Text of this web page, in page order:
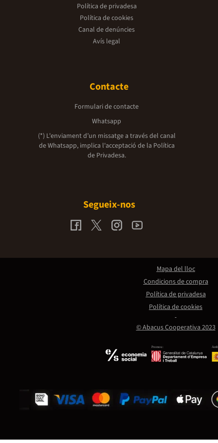
Política de privadesa
Política de cookies
Canal de denúncies
Avís legal
Contacte
Formulari de contacte
Whatsapp
(*) L'enviament d’un missatge a través del canal
de Whatsapp, implica l'acceptació de la Política
de Privadesa.
Segueix-nos
Promou:
© Abacus Cooperativa 2023
Mapa del lloc
Condicions de compra
Política de privadesa
Política de cookies